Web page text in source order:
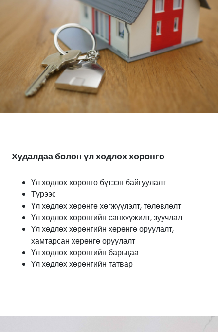
Худалдаа болон үл хөдлөх хөрөнгө
Үл хөдлөх хөрөнгө бүтээн байгуулалт
Түрээс
Үл хөдлөх хөрөнгө хөгжүүлэлт, төлөвлөлт
Үл хөдлөх хөрөнгийн санхүүжилт, зуучлал
Үл хөдлөх хөрөнгийн хөрөнгө оруулалт,
хамтарсан хөрөнгө оруулалт
Үл хөдлөх хөрөнгийн барьцаа
Үл хөдлөх хөрөнгийн татвар